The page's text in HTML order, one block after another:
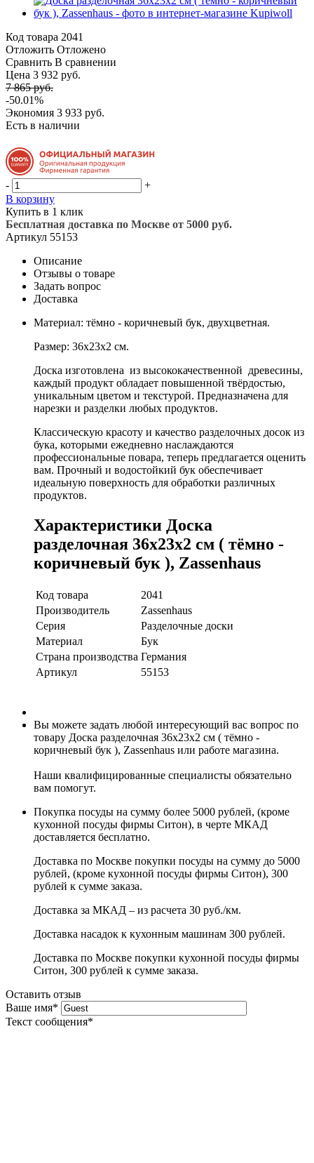
Код товара 2041
Отложить Отложено
Сравнить В сравнении
Цена 3 932 руб.
7 865 руб.
-50.01%
Экономия 3 933 руб.
Есть в наличии
-
+
В корзину
Купить в 1 клик
Бесплатная доставка по Москве от 5000 руб.
Артикул 55153
Описание
Отзывы о товаре
Задать вопрос
Доставка
Материал: тёмно - коричневый бук, двухцветная.
Размер: 36х23х2 см.
Доска изготовлена из высококачественной древесины,
каждый продукт обладает повышенной твёрдостью,
уникальным цветом и текстурой. Предназначена для
нарезки и разделки любых продуктов.
Классическую красоту и качество разделочных досок из
бука, которыми ежедневно наслаждаются
профессиональные повара, теперь предлагается оценить
вам. Прочный и водостойкий бук обеспечивает
идеальную поверхность для обработки различных
продуктов.
Характеристики Доска
разделочная 36х23х2 см ( тёмно -
коричневый бук ), Zassenhaus
Код товара
2041
Производитель
Zassenhaus
Серия
Разделочные доски
Материал
Бук
Страна производства Германия
Артикул
55153
Вы можете задать любой интересующий вас вопрос по
товару Доска разделочная 36х23х2 см ( тёмно -
коричневый бук ), Zassenhaus или работе магазина.
Наши квалифицированные специалисты обязательно
вам помогут.
Покупка посуды на сумму более 5000 рублей, (кроме
кухонной посуды фирмы Ситон), в черте МКАД
доставляется бесплатно.
Доставка по Москве покупки посуды на сумму до 5000
рублей, (кроме кухонной посуды фирмы Ситон), 300
рублей к сумме заказа.
Доставка за МКАД – из расчета 30 руб./км.
Доставка насадок к кухонным машинам 300 рублей.
Доставка по Москве покупки кухонной посуды фирмы
Ситон, 300 рублей к сумме заказа.
Оставить отзыв
Ваше имя*
Текст сообщения*